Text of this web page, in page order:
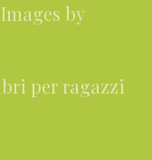
by
per ragazzi